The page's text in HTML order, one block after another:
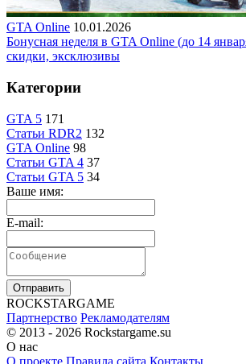
GTA Online 10.01.2026
Бонусная неделя в GTA Online (до 14
скидки, эксклюзивы
Категории
GTA 5 171
Статьи RDR2 132
GTA Online 98
Статьи GTA 4 37
Статьи GTA 5 34
Ваше имя:
E-mail:
Отправить
ROCKSTARGAME
Партнерство Рекламодателям
© 2013 - 2026 Rockstargame.su
О нас
О проекте Правила сайта Контакты